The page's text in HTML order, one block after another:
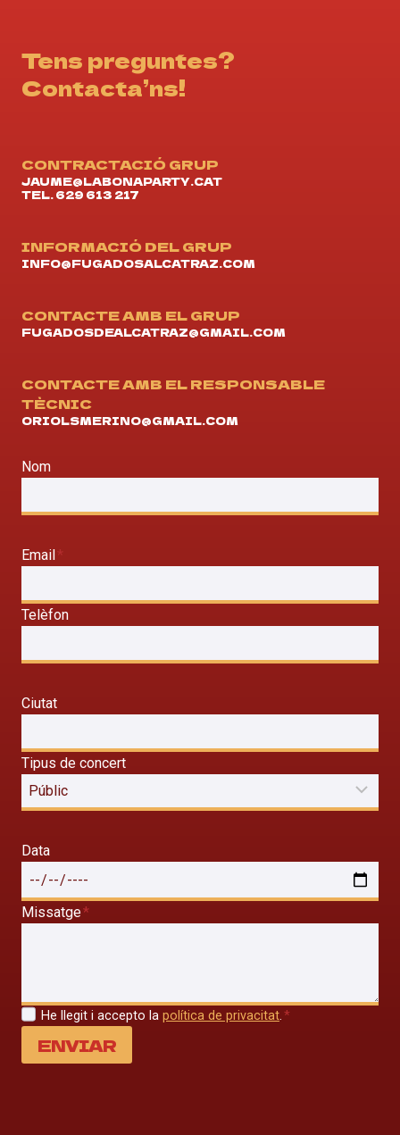
Tens preguntes?
Contacta’ns!
CONTRACTACIÓ GRUP
JAUME@LABONAPARTY.CAT
TEL. 629 613 217
INFORMACIÓ DEL GRUP
INFO@FUGADOSALCATRAZ.COM
CONTACTE AMB EL GRUP
FUGADOSDEALCATRAZ@GMAIL.COM
CONTACTE AMB EL RESPONSABLE
TÈCNIC
ORIOLSMERINO@GMAIL.COM
Nom
Email *
Telèfon
Ciutat
Tipus de concert
Data
Missatge*
He llegit i accepto la política de privacitat.*
ENVIAR